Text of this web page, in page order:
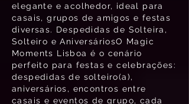
elegante e acolhedor, ideal para
casais, grupos de amigos e festas
diversas. Despedidas de Solteira,
Solteiro e AniversáriosO Magic
Moments Lisboa é o cenário
perfeito para festas e celebrações:
despedidas de solteiro(a),
aniversários, encontros entre
casais e eventos de grupo, cada